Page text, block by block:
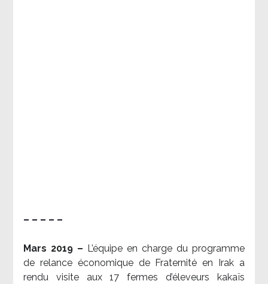
– – – – –
Mars 2019 – L’équipe en charge du programme
de relance économique de Fraternité en Irak a
rendu visite aux 17 fermes d’éleveurs kakaïs